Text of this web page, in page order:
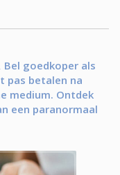
Bel goedkoper als
pas betalen na
medium. Ontdek
een paranormaal